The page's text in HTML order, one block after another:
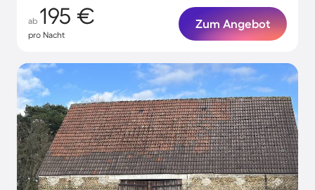
ab 195 €
pro Nacht
Zum Angebot